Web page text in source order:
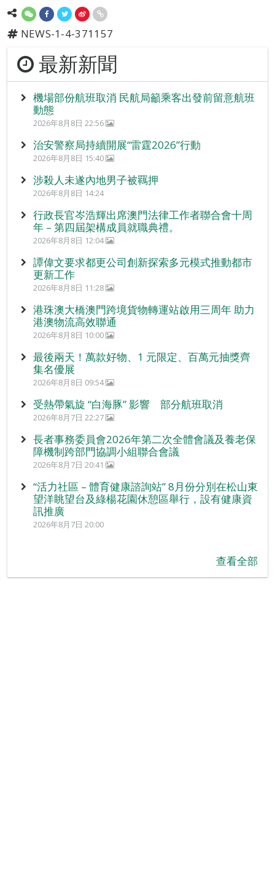
NEWS-1-4-371157
最新新聞
機場部份航班取消 民航局籲乘客出發前留意航班
動態
2026年8月8日 22:56
治安警察局持續開展“雷霆2026”行動
2026年8月8日 15:40
涉殺人未遂內地男子被羈押
2026年8月8日 14:24
行政長官岑浩輝出席澳門法律工作者聯合會十周
年 – 第四屆架構成員就職典禮。
2026年8月8日 12:04
譚偉文要求都更公司創新探索多元模式推動都市
更新工作
2026年8月8日 11:28
港珠澳大橋澳門跨境貨物轉運站啟用三周年 助力
港澳物流高效聯通
2026年8月8日 10:00
最後兩天！萬款好物、1 元限定、百萬元抽獎齊
集名優展
2026年8月8日 09:54
受熱帶氣旋 “白海豚” 影響 部分航班取消
2026年8月7日 22:27
長者事務委員會2026年第二次全體會議及養老保
障機制跨部門協調小組聯合會議
2026年8月7日 20:41
“活力社區 – 體育健康諮詢站” 8月份分別在松山東
望洋眺望台及綠楊花園休憩區舉行，設有健康資
訊推廣
2026年8月7日 20:00
查看全部